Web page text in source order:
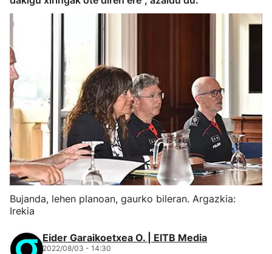
Bujanda, lehen planoan, gaurko bileran. Argazkia:
Irekia
Eider Garaikoetxea O. | EITB Media
2022/08/03 - 14:30